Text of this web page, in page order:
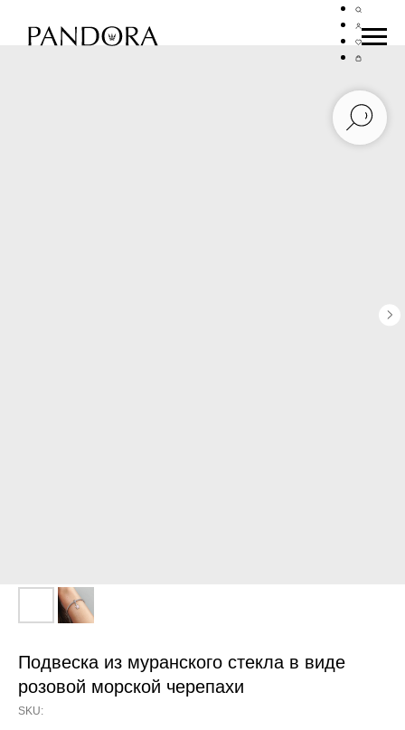
Подвеска из муранского стекла в виде
розовой морской черепахи
SKU: